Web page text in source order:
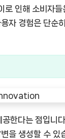
인해 소비자
자 경험은 단순
한다는 점입니
을 생성할 수